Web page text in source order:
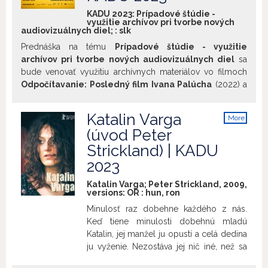
prostredníctvom reprezentácie.KADU 2023: Prípadové štúdie -
využitie archívov pri tvorbe nových
audiovizuálnych diel; : slk
Prednáška na tému
Prípadové štúdie - využitie
archívov pri tvorbe nových audiovizuálnych dielsa
bude venovať využitiu archívnych materiálov vo filmoch
Odpočítavanie: Posledný film Ivana Palúcha (2022) a
filmov budú prezentovať ich režiséri,
Martin Palúch
(Odpočítavanie: Posledný film Ivana Palúcha") a
Brázda(Pravda je to najdôležitejšie – portrétu Eduarda
Grečnera). Prednášky sa taktiež zúčastní expert na
digitalizáciu a manažér kvality a kontroly,
s prezentáciou na témuPríbehy digitálneho
reštaurovania filmov.
More
Katalin Varga
(úvod Peter
Strickland) | KADU
2023
Katalin Varga; Peter Strickland, 2009,
versions: OR : hun, ron
Minulosť raz dobehne každého z nás.
Keď tiene minulosti dobehnú mladú
Katalin, jej manžel ju opustí a celá dedina
ju vyženie. Nezostáva jej nič iné, než sa